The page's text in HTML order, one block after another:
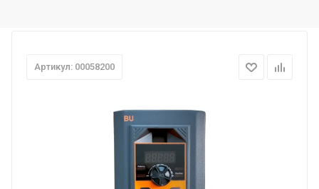
Артикул: 00058200